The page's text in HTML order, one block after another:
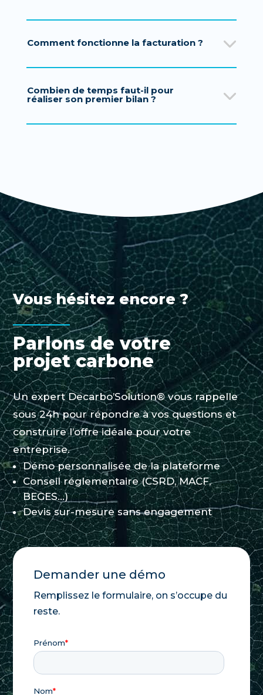
Comment fonctionne la facturation ?
Combien de temps faut-il pour
réaliser son premier bilan ?
Vous hésitez encore ?
Parlons de votre
projet carbone
Un expert Decarbo’Solution® vous rappelle
sous 24h pour répondre à vos questions et
construire l’offre idéale pour votre
entreprise.
Démo personnalisée de la plateforme
Conseil réglementaire (CSRD, MACF,
BEGES…)
Devis sur-mesure sans engagement
Demander une démo
Remplissez le formulaire, on s’occupe du
reste.